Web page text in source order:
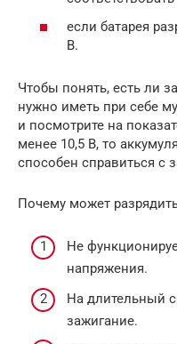
если батарея
В.
Чтобы понять, есть ли
нужно иметь при себе
и посмотрите на
менее 10,5 В, то
способен справиться с
Почему может
Не
напряжения.
На длительный
зажигание.